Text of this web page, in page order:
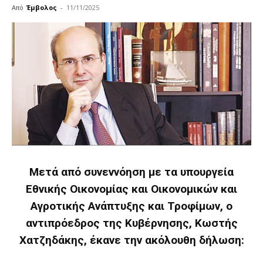
Από Έμβολος - 11/11/2025
Μετά από συνεννόηση με τα υπουργεία
Εθνικής Οικονομίας και Οικονομικών και
Αγροτικής Ανάπτυξης και Τροφίμων, ο
αντιπρόεδρος της Κυβέρνησης, Κωστής
Χατζηδάκης, έκανε την ακόλουθη δήλωση: